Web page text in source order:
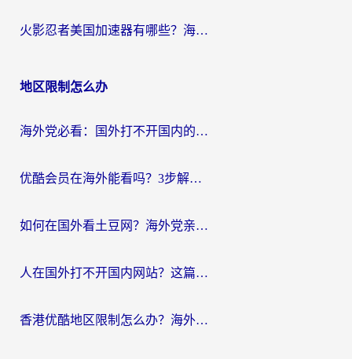
火影忍者美国加速器有哪些？海外党亲测的国服游戏加速全攻略（含菲律宾玩三国之刃守望黎明技巧）
地区限制怎么办
海外党必看：国外打不开国内的app怎么办？3步解决你的乡愁
优酷会员在海外能看吗？3步解决海外追剧难题，附实测好用加速器推荐
如何在国外看土豆网？海外党亲测有效的追剧加速器选择指南
人在国外打不开国内网站？这篇攻略帮你无缝解锁国内资源（附交管12123使用技巧）
香港优酷地区限制怎么办？海外党亲测有效的追剧解决方案